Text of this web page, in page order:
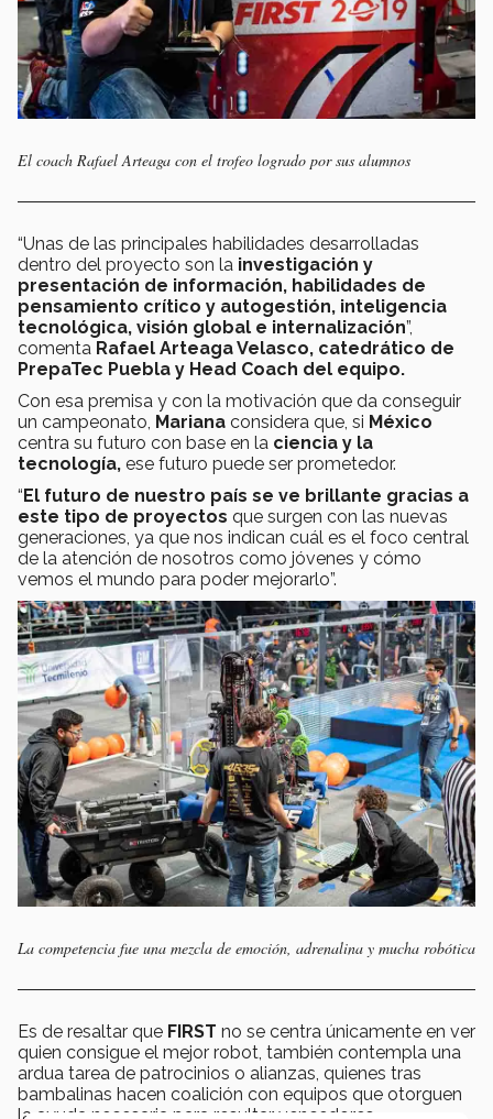
El coach Rafael Arteaga con el trofeo logrado por sus alumnos
“Unas de las principales habilidades desarrolladas
dentro del proyecto son la investigación y
presentación de información, habilidades de
pensamiento crítico y autogestión, inteligencia
tecnológica, visión global e internalización”,
comenta Rafael Arteaga Velasco, catedrático de
PrepaTec Puebla y Head Coach del equipo.
Con esa premisa y con la motivación que da conseguir
un campeonato, Mariana considera que, si México
centra su futuro con base en la ciencia y la
tecnología, ese futuro puede ser prometedor.
“ El futuro de nuestro país se ve brillante gracias a
este tipo de proyectos que surgen con las nuevas
generaciones, ya que nos indican cuál es el foco central
de la atención de nosotros como jóvenes y cómo
vemos el mundo para poder mejorarlo”.
La competencia fue una mezcla de emoción, adrenalina y mucha robótica
Es de resaltar que FIRST no se centra únicamente en ver
quien consigue el mejor robot, también contempla una
ardua tarea de patrocinios o alianzas, quienes tras
bambalinas hacen coalición con equipos que otorguen